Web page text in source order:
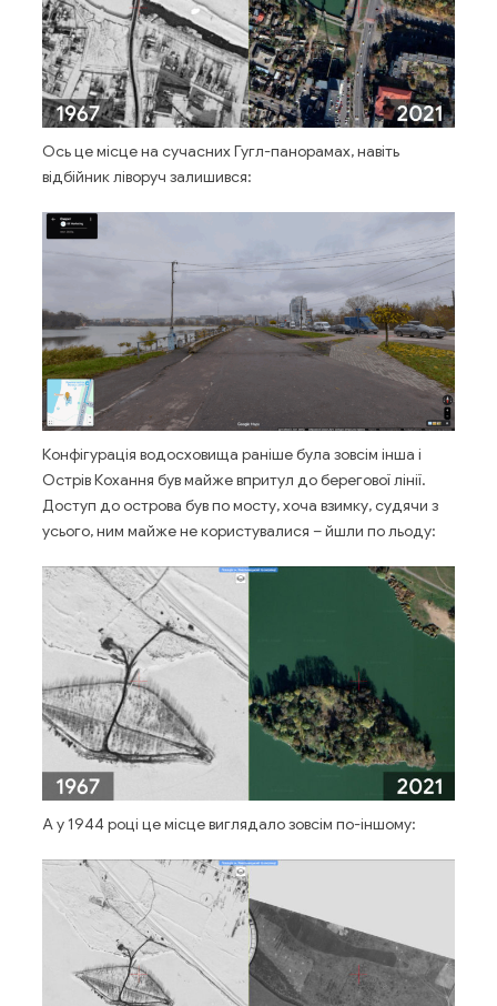
Ось це місце на сучасних Гугл-панорамах, навіть
відбійник ліворуч залишився:
Конфігурація водосховища раніше була зовсім інша і
Острів Кохання був майже впритул до берегової лінії.
Доступ до острова був по мосту, хоча взимку, судячи з
усього, ним майже не користувалися – йшли по льоду:
А у 1944 році це місце виглядало зовсім по-іншому: